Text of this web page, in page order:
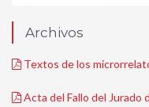
Archivos
Textos de los
Acta del Fallo del